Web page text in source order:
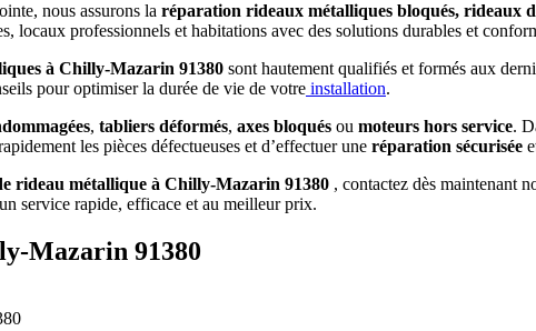
nous assurons la réparation rideaux métalliques bloqués, rideaux
locaux professionnels et habitations avec des solutions durables et
à Chilly-Mazarin 91380 sont hautement qualifiés et formés aux
pour optimiser la durée de vie de votre installation.
, tabliers déformés, axes bloqués ou moteurs hors service.
les pièces défectueuses et d’effectuer une réparation sécurisée
rideau métallique à Chilly-Mazarin 91380 , contactez dès maintenant
service rapide, efficace et au meilleur prix.
Mazarin 91380